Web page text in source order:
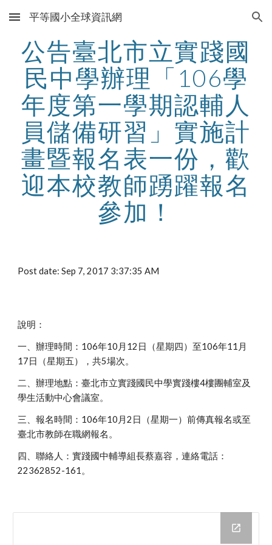
Skip to main content Skip to navigation
平等國小全球資訊網
公告臺北市立實踐國
民中學辦理「106學
年度第一學期認輔人
員儲備研習」實施計
畫暨報名表一份，歡
迎本校教師踴躍報名
參加！
Post date: Sep 7, 2017 3:37:35 AM
說明：
一、辦理時間：106年10月12日（星期四）至106年11月
17日（星期五），共5場次。
二、辦理地點：臺北市立實踐國民中學實踐樓4樓團輔室及
學生活動中心會議室。
三、報名時間：106年10月2日（星期一）前傳真報名或至
臺北市教師在職網報名。
四、聯絡人：實踐國中輔導組長蔡嘉容，連絡電話：
22362852-161。